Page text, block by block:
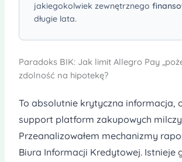
jakiegokolwiek zewnętrznego
długie lata.
Paradoks BIK: Jak limit Allegro Pay
zdolność na hipotekę?
To absolutnie krytyczna informacja,
support platform zakupowych
Przeanalizowałem mechanizmy
Biura Informacji Kredytowej. Istnieje